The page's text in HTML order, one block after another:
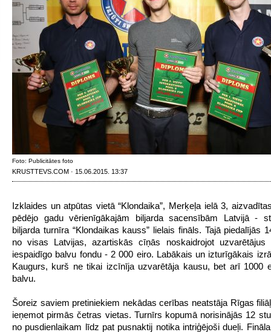
Foto: Publicitātes foto
KRUSTTEVS.COM · 15.06.2015. 13:37
Izklaides un atpūtas vietā “Klondaika”, Merķeļa ielā 3,
pēdējo gadu vērienīgākajām biljarda sacensībām Latvijā -
biljarda turnīra “Klondaikas kauss” lielais fināls. Tajā piedalījās
no visas Latvijas, azartiskās cīņās noskaidrojot uzvarētājus
iespaidīgo balvu fondu - 2 000 eiro. Labākais un izturīgākais
Kaugurs, kurš ne tikai izcīnīja uzvarētāja kausu, bet arī 1000
balvu.
Šoreiz saviem pretiniekiem nekādas cerības neatstāja Rīgas
ieņemot pirmās četras vietas. Turnīrs kopumā norisinājās 12
no pusdienlaikam līdz pat pusnaktij notika intriģējoši dueļi.